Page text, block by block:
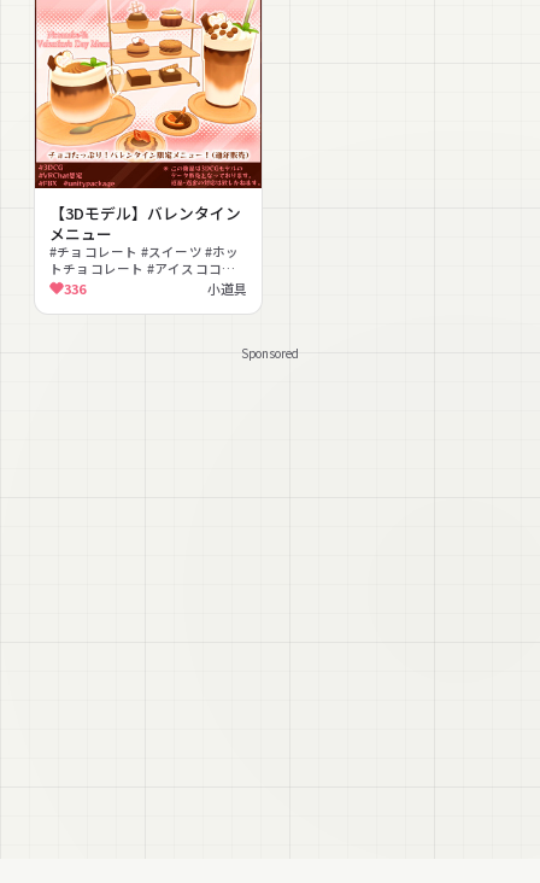
【3Dモデル】バレンタイン
メニュー
#チョコレート #スイーツ #ホッ
トチョコレート #アイスココア #
ドリンク #カップケーキ #マカロ
べ物
336 小道具
Sponsored